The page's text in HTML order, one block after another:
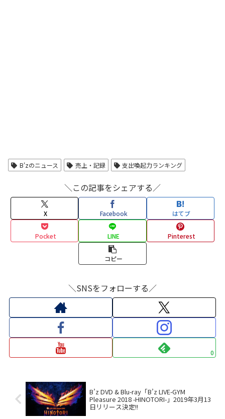
B'zのニュース 売上・記録 支出喚起力ランキング
＼この記事をシェアする／
X Facebook はてブ
Pocket LINE Pinterest
コピー
＼SNSをフォローする／
0
B’z DVD & Blu-ray「B’z LIVE-GYM
Pleasure 2018 -HINOTORI-」2019年3月13
日リリース決定!!